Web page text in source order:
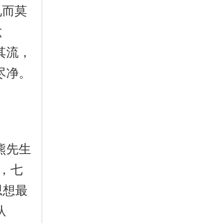
莫
，
。
先生
七
最